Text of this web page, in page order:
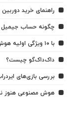
راهنمای خرید
چگونه حساب جیمیل
با ۱۰ ویژگی اولیه هوش اپل (Apple Intelligence) آشنا شوید
داک‌داک‌گو چیست؟
بررسی بازی‌های
هوش مصنوعی هنوز